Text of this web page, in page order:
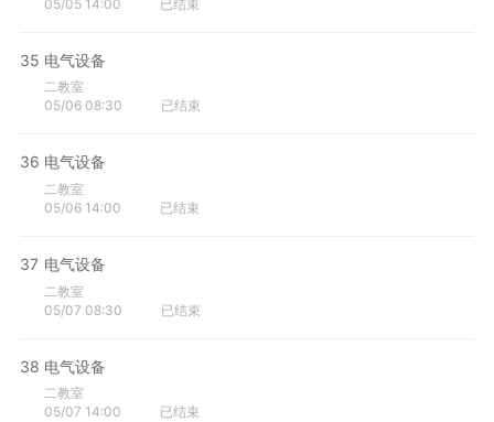
05/05 14:00
已结束
35 电气设备
二教室
05/06 08:30
已结束
36 电气设备
二教室
05/06 14:00
已结束
37 电气设备
二教室
05/07 08:30
已结束
38 电气设备
二教室
05/07 14:00
已结束